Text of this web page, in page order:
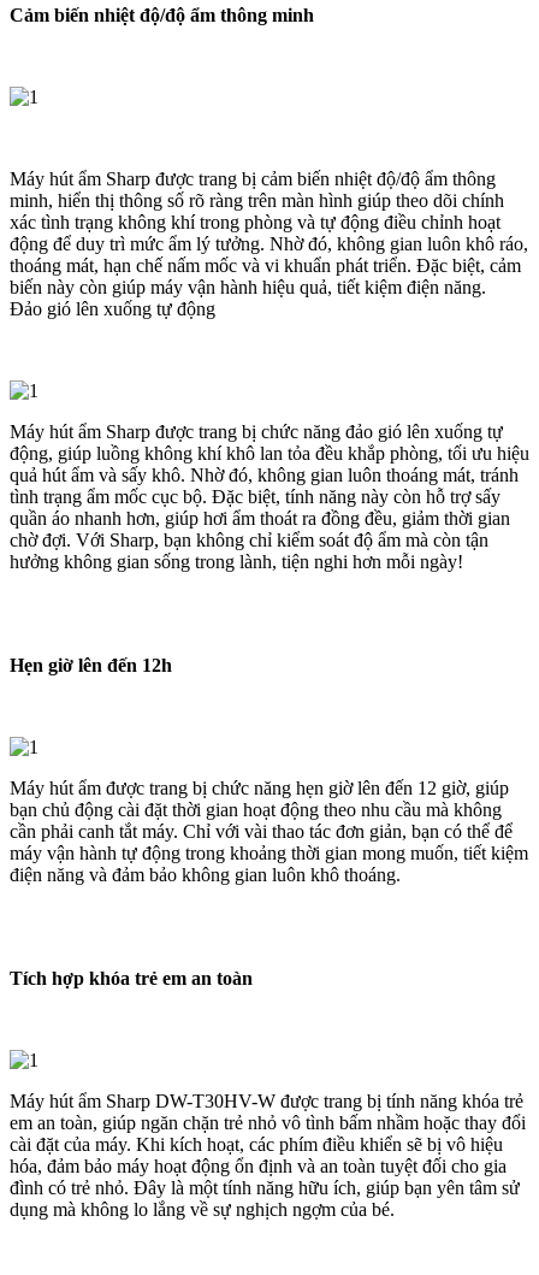
Cảm biến nhiệt độ/độ ẩm thông minh
Máy hút ẩm Sharp được trang bị cảm biến nhiệt độ/độ ẩm thông
minh, hiển thị thông số rõ ràng trên màn hình giúp theo dõi chính
xác tình trạng không khí trong phòng và tự động điều chỉnh hoạt
động để duy trì mức ẩm lý tưởng. Nhờ đó, không gian luôn khô ráo,
thoáng mát, hạn chế nấm mốc và vi khuẩn phát triển. Đặc biệt, cảm
biến này còn giúp máy vận hành hiệu quả, tiết kiệm điện năng.
Đảo gió lên xuống tự động
Máy hút ẩm Sharp được trang bị chức năng đảo gió lên xuống tự
động, giúp luồng không khí khô lan tỏa đều khắp phòng, tối ưu hiệu
quả hút ẩm và sấy khô. Nhờ đó, không gian luôn thoáng mát, tránh
tình trạng ẩm mốc cục bộ. Đặc biệt, tính năng này còn hỗ trợ sấy
quần áo nhanh hơn, giúp hơi ẩm thoát ra đồng đều, giảm thời gian
chờ đợi. Với Sharp, bạn không chỉ kiểm soát độ ẩm mà còn tận
hưởng không gian sống trong lành, tiện nghi hơn mỗi ngày!
Hẹn giờ lên đến 12h
Máy hút ẩm được trang bị chức năng hẹn giờ lên đến 12 giờ, giúp
bạn chủ động cài đặt thời gian hoạt động theo nhu cầu mà không
cần phải canh tắt máy. Chỉ với vài thao tác đơn giản, bạn có thể để
máy vận hành tự động trong khoảng thời gian mong muốn, tiết kiệm
điện năng và đảm bảo không gian luôn khô thoáng.
Tích hợp khóa trẻ em an toàn
Máy hút ẩm Sharp DW-T30HV-W được trang bị tính năng khóa trẻ
em an toàn, giúp ngăn chặn trẻ nhỏ vô tình bấm nhầm hoặc thay đổi
cài đặt của máy. Khi kích hoạt, các phím điều khiển sẽ bị vô hiệu
hóa, đảm bảo máy hoạt động ổn định và an toàn tuyệt đối cho gia
đình có trẻ nhỏ. Đây là một tính năng hữu ích, giúp bạn yên tâm sử
dụng mà không lo lắng về sự nghịch ngợm của bé.